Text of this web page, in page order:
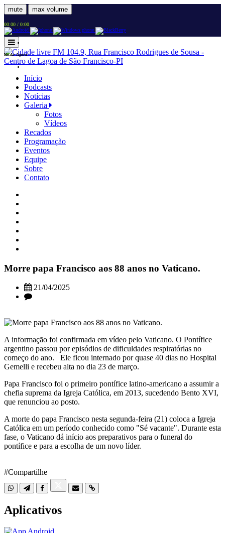
mute max volume
00:00 / 0:00
No Ar Agora:
Início
Podcasts
Notícias
Galeria
Fotos
Vídeos
Recados
Programação
Eventos
Equipe
Sobre
Contato
Morre papa Francisco aos 88 anos no Vaticano.
21/04/2025
A informação foi confirmada em vídeo pelo Vaticano. O Pontífice
argentino passou por episódios de dificuldades respiratórias no
começo do ano. Ele ficou internado por quase 40 dias no Hospital
Gemelli e recebeu alta no dia 23 de março.
Papa Francisco foi o primeiro pontífice latino-americano a assumir a
chefia suprema da Igreja Católica, em 2013, sucedendo Bento XVI,
que renunciou ao posto.
A morte do papa Francisco nesta segunda-feira (21) coloca a Igreja
Católica em um período conhecido como "Sé vacante". Durante esta
fase, o Vaticano dá início aos preparativos para o funeral do
pontífice e para a escolha de um novo líder.
#Compartilhe
Aplicativos